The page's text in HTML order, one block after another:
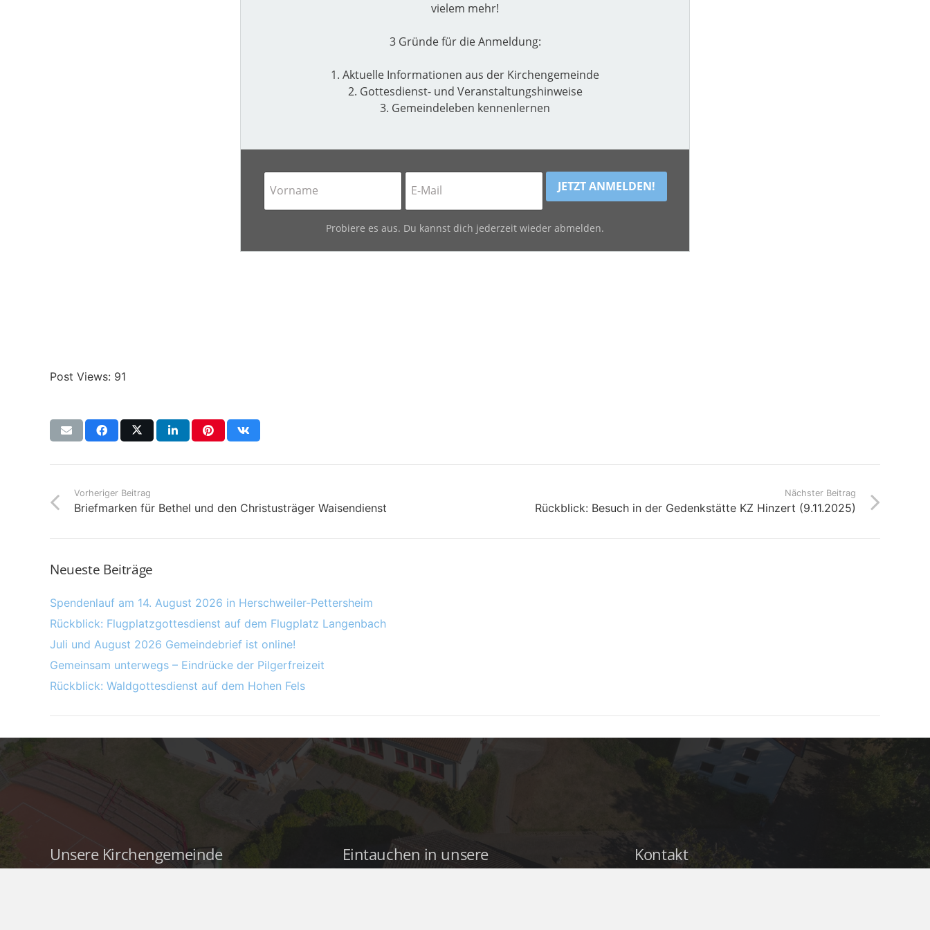
vielem mehr!
3 Gründe für die Anmeldung:
1. Aktuelle Informationen aus der Kirchengemeinde
2. Gottesdienst- und Veranstaltungshinweise
3. Gemeindeleben kennenlernen
Probiere es aus. Du kannst dich jederzeit wieder abmelden.
Post Views: 91
Vorheriger Beitrag
Briefmarken für Bethel und den Christusträger Waisendienst
Nächster Beitrag
Rückblick: Besuch in der Gedenkstätte KZ Hinzert (9.11.2025)
Neueste Beiträge
Spendenlauf am 14. August 2026 in Herschweiler-Pettersheim
Rückblick: Flugplatzgottesdienst auf dem Flugplatz Langenbach
Juli und August 2026 Gemeindebrief ist online!
Gemeinsam unterwegs – Eindrücke der Pilgerfreizeit
Rückblick: Waldgottesdienst auf dem Hohen Fels
Unsere Kirchengemeinde
Eintauchen in unsere
Kirchengemeinde
Kontakt